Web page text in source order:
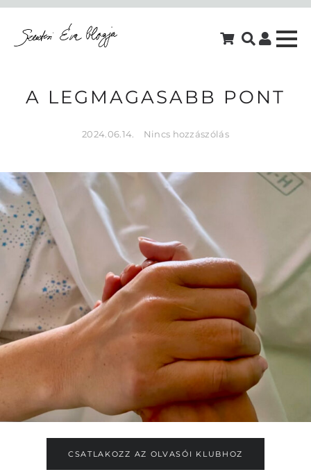
A LEGMAGASABB PONT
2024.06.14. Nincs hozzászólás
CSATLAKOZZ AZ OLVASÓI KLUBHOZ